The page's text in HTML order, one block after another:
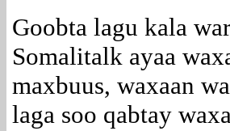
Goobta lagu kala
Somalitalk ayaa
maxbuus, waxaan
laga soo qabtay